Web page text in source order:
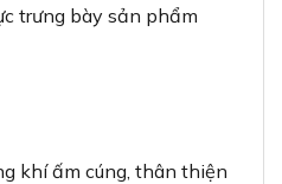
trưng bày sản phẩm
khí ấm cúng, thân thiện